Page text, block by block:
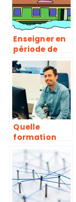
Enseigner en
période de
confinement
nos enfants à
la maison.
Quelle
formation
pour devenir
développeur
informatique
?